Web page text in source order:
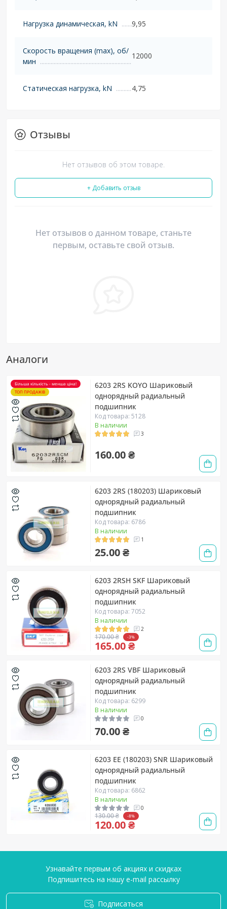
Нагрузка динамическая, kN 9,95
Скорость вращения (max), об/
мин
12000
Статическая нагрузка, kN 4,75
Отзывы
Нет отзывов об этом товаре.
+ Добавить отзыв
Нет отзывов о данном товаре, станьте
первым, оставьте свой отзыв.
Аналоги
Більша кількість - менша ціна!
ТОП ПРОДАЖІВ
6203 2RS KOYO Шариковый
однорядный радиальный
подшипник
Код товара: 5128
В наличии
3
160.00 ₴
6203 2RS (180203) Шариковый
однорядный радиальный
подшипник
Код товара: 6786
В наличии
1
25.00 ₴
6203 2RSH SKF Шариковый
однорядный радиальный
подшипник
Код товара: 7052
В наличии
2
170.00 ₴ -3%
165.00 ₴
6203 2RS VBF Шариковый
однорядный радиальный
подшипник
Код товара: 6299
В наличии
0
70.00 ₴
6203 EE (180203) SNR Шариковый
однорядный радиальный
подшипник
Код товара: 6862
В наличии
0
130.00 ₴ -8%
120.00 ₴
Узнавайте первым об акциях и скидках
Подпишитесь на нашу e-mail рассылку
Подписаться